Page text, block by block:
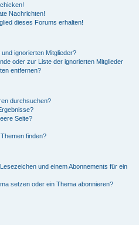
Nachrichten!
dieses Forums erhalten!
ignorierten Mitglieder?
oder zur Liste der ignorierten Mitglieder
entfernen?
durchsuchen?
Seite?
finden?
und einem Abonnements für ein
setzen oder ein Thema abonnieren?